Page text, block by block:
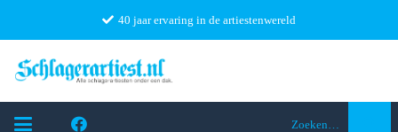
40 jaar ervaring in de artiestenwereld
Zoeken…